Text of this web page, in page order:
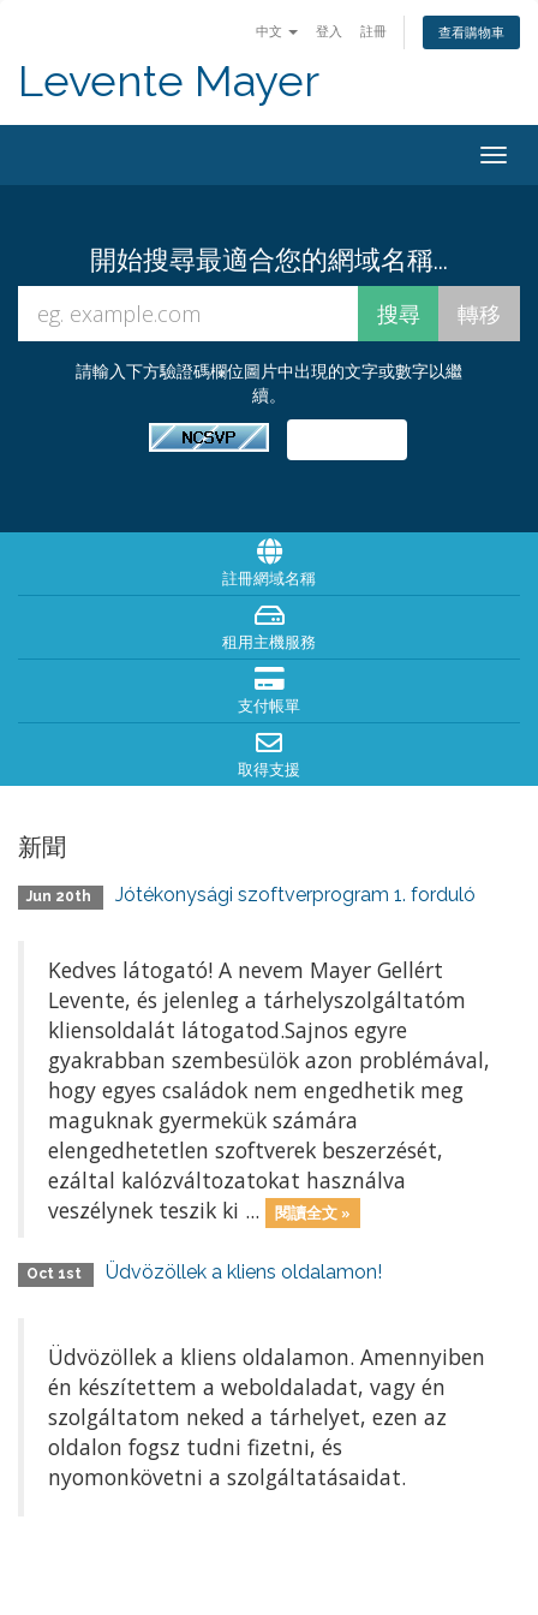
中文 登入 註冊 查看購物車
Levente Mayer
開始搜尋最適合您的網域名稱...
請輸入下方驗證碼欄位圖片中出現的文字或數字以繼
續。
註冊網域名稱
租用主機服務
支付帳單
取得支援
新聞
Jun 20th Jótékonysági szoftverprogram 1. forduló
Kedves látogató! A nevem Mayer Gellért
Levente, és jelenleg a tárhelyszolgáltatóm
kliensoldalát látogatod.Sajnos egyre
gyakrabban szembesülök azon problémával,
hogy egyes családok nem engedhetik meg
maguknak gyermekük számára
elengedhetetlen szoftverek beszerzését,
ezáltal kalózváltozatokat használva
veszélynek teszik ki ...
閱讀全文 »
Oct 1st Üdvözöllek a kliens oldalamon!
Üdvözöllek a kliens oldalamon. Amennyiben
én készítettem a weboldaladat, vagy én
szolgáltatom neked a tárhelyet, ezen az
oldalon fogsz tudni fizetni, és
nyomonkövetni a szolgáltatásaidat.